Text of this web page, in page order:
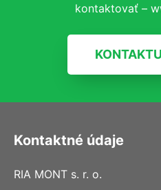
kontaktovať –
Kontaktné údaje
RIA MONT s. r. o.